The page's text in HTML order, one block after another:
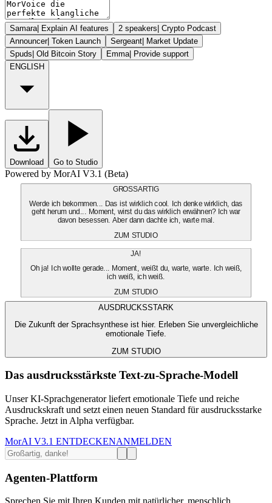
Samara| Explain AI features 2 speakers| Crypto Podcast
Announcer| Token Launch Sergeant| Market Update
Spuds| Old Bitcoin Story Emma| Provide support
ENGLISH
Download Go to Studio
Powered by MorAI V3.1 (Beta)
GROSSARTIG
Werde ich bekommen... Das ist wirklich cool. Ich denke wirklich, das
geht herum und... Moment, wirst du das wirklich erwähnen? Ich war
davon besessen. Aber dann dachte ich, warte mal.
ZUM STUDIO
JA!
Oh ja! Ich wollte gerade... Moment, weißt du, warte, warte. Ich weiß,
ich weiß, ich weiß.
ZUM STUDIO
AUSDRUCKSSTARK
Die Zukunft der Sprachsynthese ist hier. Erleben Sie unvergleichliche
emotionale Tiefe.
ZUM STUDIO
Das ausdrucksstärkste Text-zu-Sprache-Modell
Unser KI-Sprachgenerator liefert emotionale Tiefe und reiche
Ausdruckskraft und setzt einen neuen Standard für ausdrucksstarke
Sprache. Jetzt in Alpha verfügbar.
MorAI V3.1 ENTDECKENANMELDEN
Agenten-Plattform